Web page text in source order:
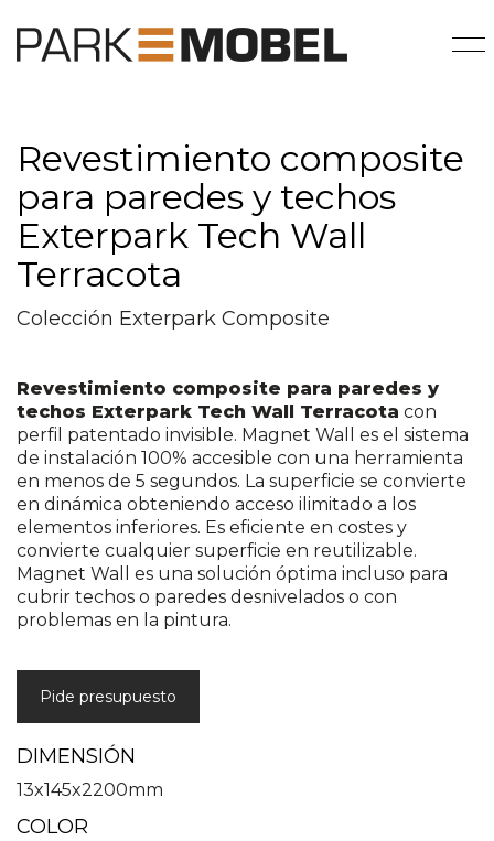
Revestimiento composite
para paredes y techos
Exterpark Tech Wall
Terracota
Colección Exterpark Composite
Revestimiento composite para paredes y
techos Exterpark Tech Wall Terracota con
perfil patentado invisible. Magnet Wall es el sistema
de instalación 100% accesible con una herramienta
en menos de 5 segundos. La superficie se convierte
en dinámica obteniendo acceso ilimitado a los
elementos inferiores. Es eficiente en costes y
convierte cualquier superficie en reutilizable.
Magnet Wall es una solución óptima incluso para
cubrir techos o paredes desnivelados o con
problemas en la pintura.
Pide presupuesto
DIMENSIÓN
13x145x2200mm
COLOR